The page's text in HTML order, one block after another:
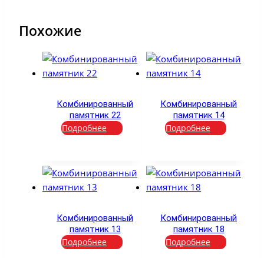
Похожие
Комбинированный
памятник 22
Подробнее
Комбинированный
памятник 14
Подробнее
Комбинированный
памятник 13
Подробнее
Комбинированный
памятник 18
Подробнее